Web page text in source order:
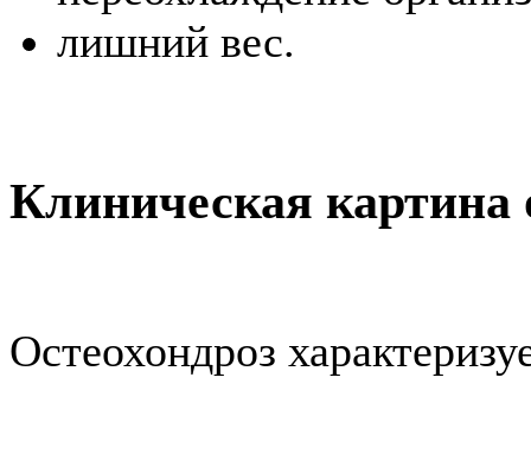
лишний вес.
Клиническая картина
Остеохондроз